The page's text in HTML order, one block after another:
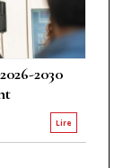
2030
Lire